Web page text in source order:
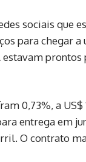
sociais que
para chegar
0,73%, a
entrega em
O contrato